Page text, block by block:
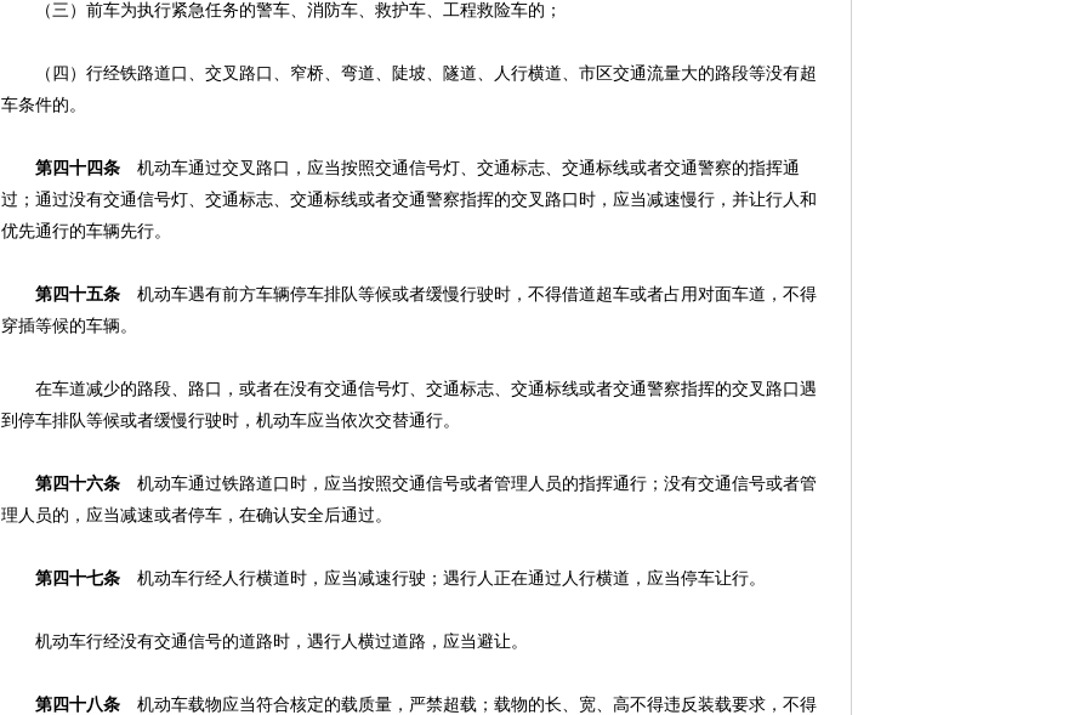
（三）前车为执行紧急任务的警车、消防车、救护车、工程救险车的；
（四）行经铁路道口、交叉路口、窄桥、弯道、陡坡、隧道、人行横道、市区交通流量大的路段等没有超
车条件的。
第四十四条 机动车通过交叉路口，应当按照交通信号灯、交通标志、交通标线或者交通警察的指挥通
过；通过没有交通信号灯、交通标志、交通标线或者交通警察指挥的交叉路口时，应当减速慢行，并让行人和
优先通行的车辆先行。
第四十五条 机动车遇有前方车辆停车排队等候或者缓慢行驶时，不得借道超车或者占用对面车道，不得
穿插等候的车辆。
在车道减少的路段、路口，或者在没有交通信号灯、交通标志、交通标线或者交通警察指挥的交叉路口遇
到停车排队等候或者缓慢行驶时，机动车应当依次交替通行。
第四十六条 机动车通过铁路道口时，应当按照交通信号或者管理人员的指挥通行；没有交通信号或者管
理人员的，应当减速或者停车，在确认安全后通过。
第四十七条 机动车行经人行横道时，应当减速行驶；遇行人正在通过人行横道，应当停车让行。
机动车行经没有交通信号的道路时，遇行人横过道路，应当避让。
第四十八条 机动车载物应当符合核定的载质量，严禁超载；载物的长、宽、高不得违反装载要求，不得